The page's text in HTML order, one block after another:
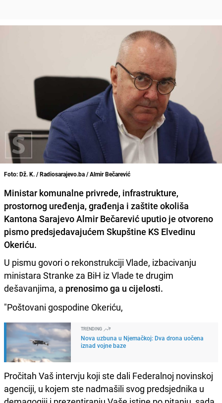
Foto: Dž. K. / Radiosarajevo.ba / Almir Bečarević
Ministar komunalne privrede, infrastrukture,
prostornog uređenja, građenja i zaštite okoliša
Kantona Sarajevo Almir Bečarević uputio je otvoreno
pismo predsjedavajućem Skupštine KS Elvedinu
Okeriću.
U pismu govori o rekonstrukciji Vlade, izbacivanju
ministara Stranke za BiH iz Vlade te drugim
dešavanjima, a prenosimo ga u cijelosti.
"Poštovani gospodine Okeriću,
TRENDING
Nova uzbuna u Njemačkoj: Dva drona uočena
iznad vojne baze
Pročitah Vaš intervju koji ste dali Federalnoj novinskoj
agenciji, u kojem ste nadmašili svog predsjednika u